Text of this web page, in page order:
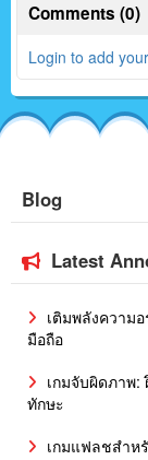
Comments (0)
Login to add
Blog
Latest
เติมพลังความ
มือถือ
เกมจับผิดภาพ
ทักษะ
เกมแฟลชสำห